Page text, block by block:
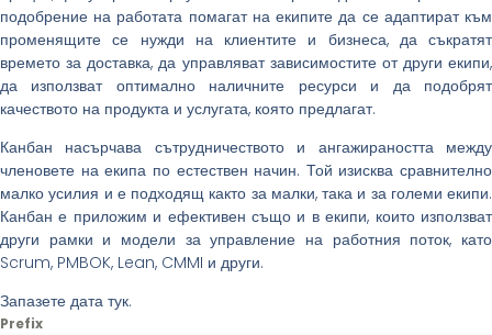
подобрение на работата помагат на екипите да се адаптират към
променящите се нужди на клиентите и бизнеса, да съкратят
времето за доставка, да управляват зависимостите от други екипи,
да използват оптимално наличните ресурси и да подобрят
качеството на продукта и услугата, която предлагат.
Канбан насърчава сътрудничеството и ангажираността между
членовете на екипа по естествен начин. Той изисква сравнително
малко усилия и е подходящ както за малки, така и за големи екипи.
Канбан е приложим и ефективен също и в екипи, които използват
други рамки и модели за управление на работния поток, като
Scrum, PMBOK, Lean, CMMI и други.
Запазете дата тук.
Prefix